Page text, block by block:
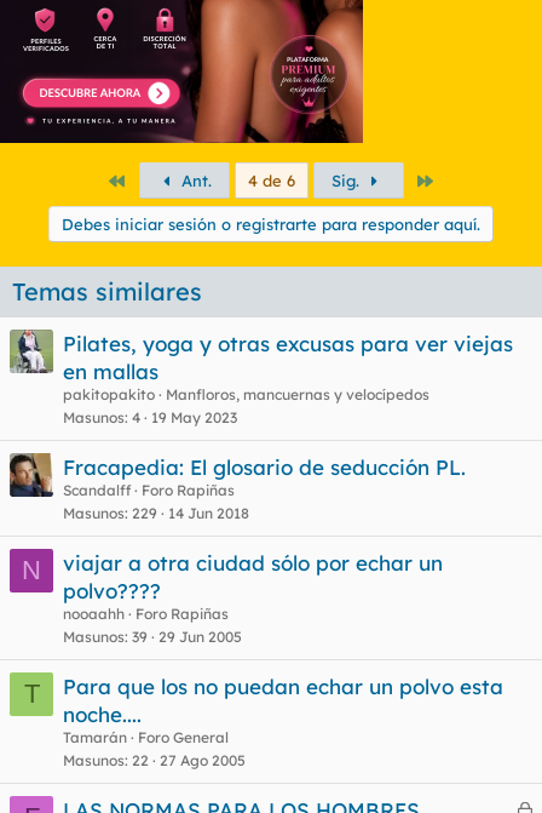
PrimeroAnt. 4 de 6 Sig.
Debes iniciar sesión o registrarte para responder aquí.
Temas similares
Pilates, yoga y otras excusas para ver viejas
en mallas
pakitopakito
Manfloros, mancuernas y velocípedos
Masunos 4 19 May 2023
Fracapedia: El glosario de seducción PL.
Scandalff
Foro Rapiñas
Masunos 229 14 Jun 2018
N
viajar a otra ciudad sólo por echar un
polvo????
nooaahh
Foro Rapiñas
Masunos 39 29 Jun 2005
T
Para que los no puedan echar un polvo esta
noche....
Tamarán
Foro General
Masunos 22 27 Ago 2005
C